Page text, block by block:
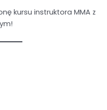
kursu instruktora MMA z